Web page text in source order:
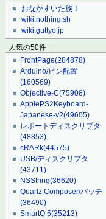
おなかすいた族！
wiki.nothing.sh
wiki.guttyo.jp
人気の50件
FrontPage(284878)
Arduino/ピン配置
(160569)
Objective-C(75908)
ApplePS2Keyboard-
Japanese-v2(49605)
レポートディスクリプタ
(48853)
cRARk(44575)
USB/ディスクリプタ
(43711)
NSString(36620)
Quartz Composer/パッチ
(36490)
SmartQ 5(35213)